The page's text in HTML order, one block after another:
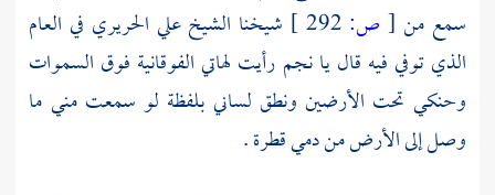
سمع من [ ص: شيخنا الشيخ علي الحريري في العام
الذي توفي فيه قال يانجم رأيت لهاتي الفوقانية فوق السموات
وحنكي تحت الأرضين ونطق لساني بلفظة لو سمعت مني ما
وصل إلى الأرض من دمي قطرة .